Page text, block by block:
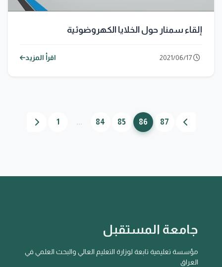
إلقاء سمنار حول الخلايا الكهروضوئية
اقرأ المزيد
1 ... 84 85 86 87
جامعة المستقبل
مؤسسة تعليمية تابعة لوزارة التعليم العالي والبحث العلمي في
العراق